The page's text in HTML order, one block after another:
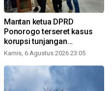
Mantan ketua DPRD
Ponorogo terseret kasus
korupsi tunjangan
perumahan
Kamis, 6 Agustus 2026 23:05